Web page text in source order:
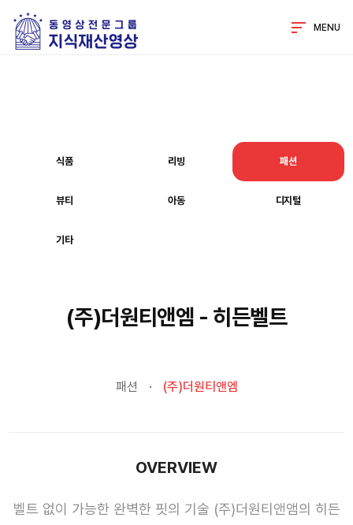
MENU
식품 리빙 패션
뷰티 아동 디지털
기타
(주)더원티앤엠 - 히든벨트
패션 (주)더원티앤엠
OVERVIEW
벨트 없이 가능한 완벽한 핏의 기술 (주)더원티앤앰의 히든